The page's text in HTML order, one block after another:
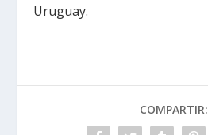
Uruguay.
COMPARTIR: